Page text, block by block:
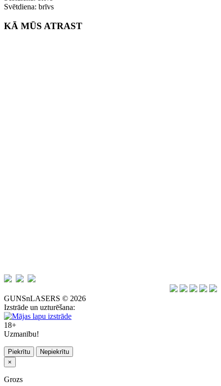
Svētdiena: brīvs
KĀ MŪS ATRAST
GUNSnLASERS © 2026
Izstrāde un uzturēšana:
18+
Uzmanību!
Piekrītu
Nepiekrītu
×
Grozs